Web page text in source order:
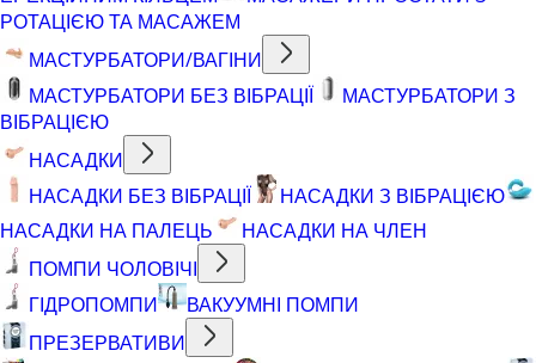
РОТАЦІЄЮ ТА МАСАЖЕМ
МАСТУРБАТОРИ/ВАГІНИ
МАСТУРБАТОРИ БЕЗ ВІБРАЦІЇ
МАСТУРБАТОРИ З
ВІБРАЦІЄЮ
НАСАДКИ
НАСАДКИ БЕЗ ВІБРАЦІЇ
НАСАДКИ З ВІБРАЦІЄЮ
НАСАДКИ НА ПАЛЕЦЬ
НАСАДКИ НА ЧЛЕН
ПОМПИ ЧОЛОВІЧІ
ГІДРОПОМПИ
ВАКУУМНІ ПОМПИ
ПРЕЗЕРВАТИВИ